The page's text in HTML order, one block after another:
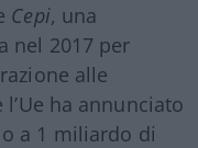
Cepi, una
nel 2017 per
alle
ha annunciato
a 1 miliardo di